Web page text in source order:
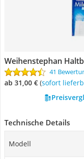
Weihenstephan
41
ab 31,00 € ( Sofort
Technische Details
Modell